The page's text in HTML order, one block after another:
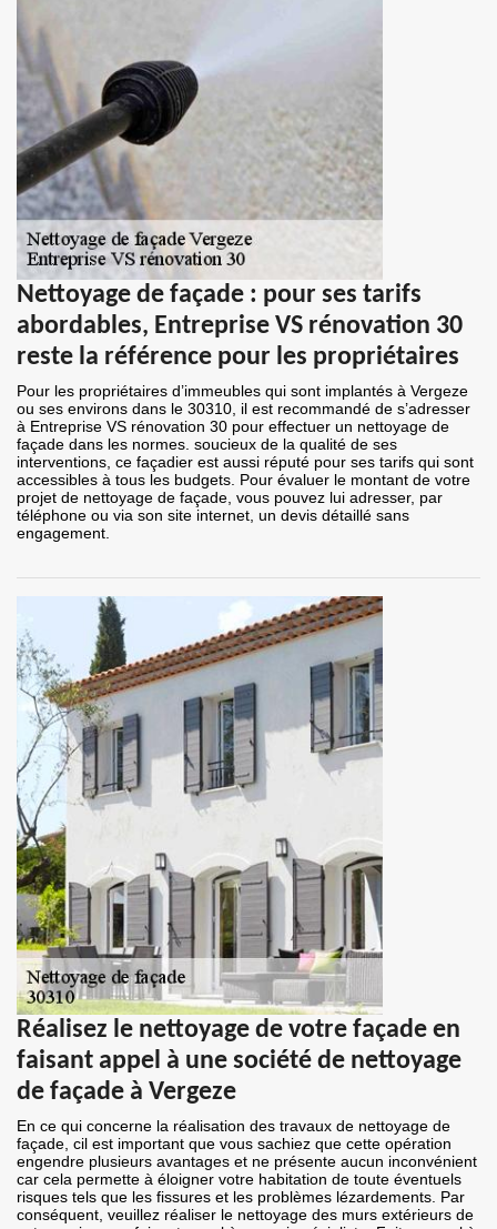
Nettoyage de façade : pour ses tarifs
abordables, Entreprise VS rénovation 30
reste la référence pour les propriétaires
Pour les propriétaires d’immeubles qui sont implantés à Vergeze
ou ses environs dans le 30310, il est recommandé de s’adresser
à Entreprise VS rénovation 30 pour effectuer un nettoyage de
façade dans les normes. soucieux de la qualité de ses
interventions, ce façadier est aussi réputé pour ses tarifs qui sont
accessibles à tous les budgets. Pour évaluer le montant de votre
projet de nettoyage de façade, vous pouvez lui adresser, par
téléphone ou via son site internet, un devis détaillé sans
engagement.
Réalisez le nettoyage de votre façade en
faisant appel à une société de nettoyage
de façade à Vergeze
En ce qui concerne la réalisation des travaux de nettoyage de
façade, cil est important que vous sachiez que cette opération
engendre plusieurs avantages et ne présente aucun inconvénient
car cela permette à éloigner votre habitation de toute éventuels
risques tels que les fissures et les problèmes lézardements. Par
conséquent, veuillez réaliser le nettoyage des murs extérieurs de